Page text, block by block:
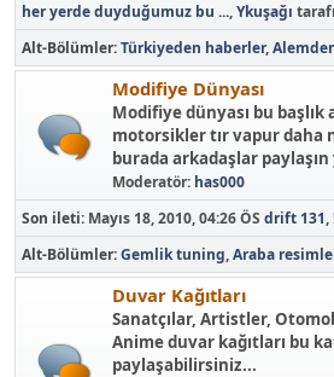
her yerde duyduğumuz bu ...,Ykuşağı
Alt-Bölümler Türkiyeden haberler
Modifiye Dünyası
Modifiye dünyası bu başlık
motorsikler tır vapur daha
burada arkadaşlar paylaşın
Moderatör: has000
Son ileti: Mayıs 18, 2010, 04:26 ÖS drift 131,
Alt-Bölümler Gemlik tuning Araba
Duvar Kağıtları
Sanatçılar, Artistler,
Anime duvar kağıtları bu
paylaşabilirsiniz...